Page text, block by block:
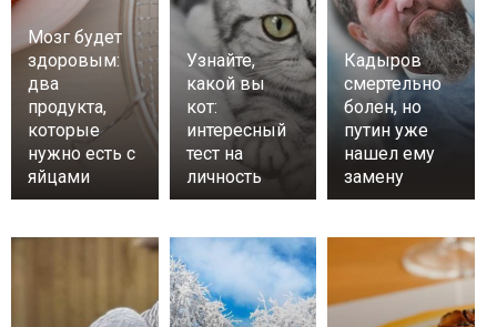
Мозг будет
здоровым:
два
продукта,
которые
нужно есть с
яйцами
Узнайте,
какой вы
кот:
интересный
тест на
личность
Кадыров
смертельно
болен, но
путин уже
нашел ему
замену